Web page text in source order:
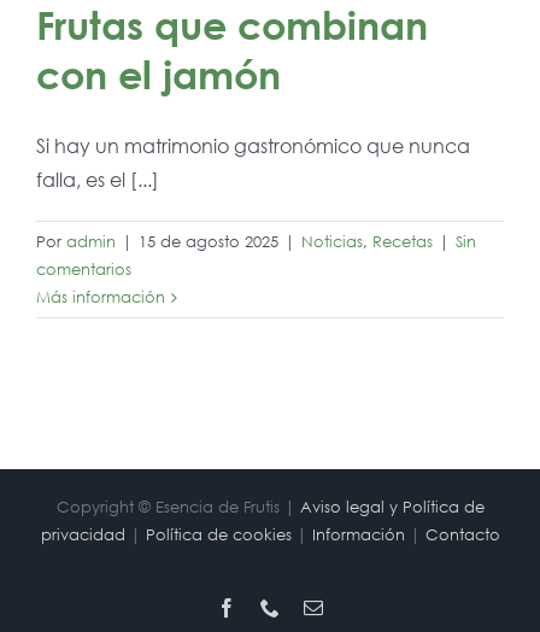
Frutas que combinan
con el jamón
Si hay un matrimonio gastronómico que nunca
falla, es el [...]
Por admin | 15 de agosto 2025 | Noticias, Recetas | Sin
comentarios
Más información
Copyright © Esencia de Frutis | Aviso legal y Política de
privacidad | Política de cookies| Información | Contacto
Facebook
PhoneCorreo